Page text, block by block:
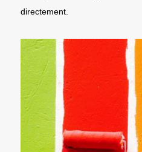
directement.